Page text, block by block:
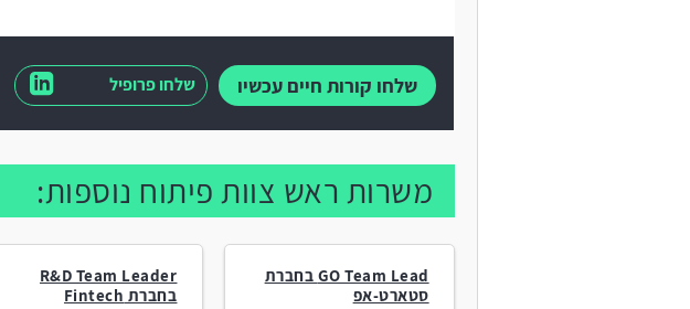
שלחו קורות חיים עכשיו שלחו פרופיל
משרות ראש צוות פיתוח נוספות:
GO Team Lead בחברת
סטארט-אפ
R&D Team Leader
בחברת Fintech